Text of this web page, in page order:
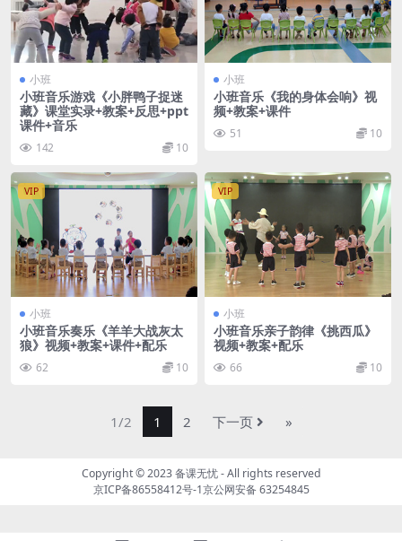
小班
小班音乐游戏《小胖鸭子捉迷
藏》课堂实录+教案+反思+ppt
课件+音乐
142 10
小班
小班音乐《我的身体会响》视
频+教案+课件
51 10
VIP
小班
小班音乐奏乐《羊羊大战灰太
狼》视频+教案+课件+配乐
62 10
VIP
小班
小班音乐亲子韵律《挑西瓜》
视频+教案+配乐
66 10
1/2 1 2 下一页 »
Copyright © 2023备课无忧- All rights reserved
京ICP备86558412号-1京公网安备 63254845